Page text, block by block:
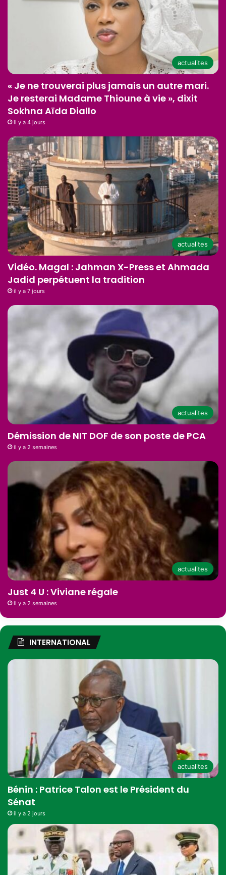
actualites
« Je ne trouverai plus jamais un autre mari.
Je resterai Madame Thioune à vie », dixit
Sokhna Aïda Diallo
il y a 4 jours
actualites
Vidéo. Magal : Jahman X-Press et Ahmada
Jadid perpétuent la tradition
il y a 7 jours
actualites
Démission de NIT DOF de son poste de PCA
il y a 2 semaines
actualites
Just 4 U : Viviane régale
il y a 2 semaines
INTERNATIONAL
actualites
Bénin : Patrice Talon est le Président du
Sénat
il y a 2 jours